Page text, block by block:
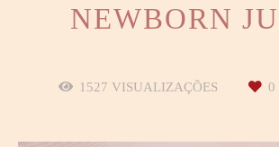
NEWBORN
1527 VISUALIZAÇÕES 0